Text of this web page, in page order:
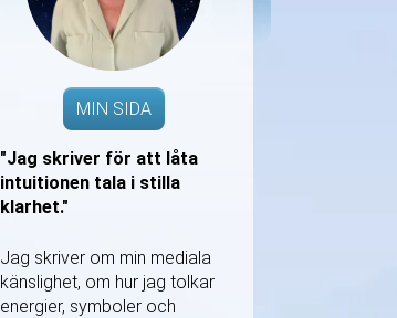
MIN SIDA
"Jag skriver för att låta
intuitionen tala i stilla
klarhet."
Jag skriver om min mediala
känslighet, om hur jag tolkar
energier, symboler och